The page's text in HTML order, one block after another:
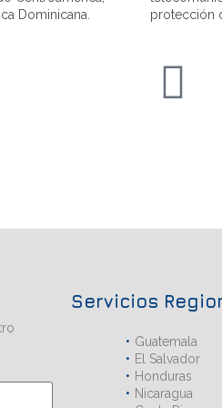
Dominicana.
protección
Servicios
Guatemala
El Salvador
Honduras
Nicaragua